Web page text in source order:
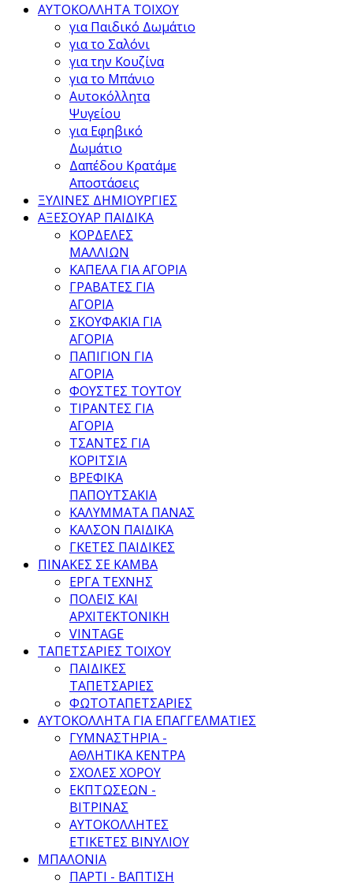
ΑΥΤΟΚΟΛΛΗΤΑ ΤΟΙΧΟΥ
για Παιδικό Δωμάτιο
για το Σαλόνι
για την Κουζίνα
για το Μπάνιο
Αυτοκόλλητα
Ψυγείου
για Εφηβικό
Δωμάτιο
Δαπέδου Κρατάμε
Αποστάσεις
ΞΥΛΙΝΕΣ ΔΗΜΙΟΥΡΓΙΕΣ
ΑΞΕΣΟΥΑΡ ΠΑΙΔΙΚΑ
ΚΟΡΔΕΛΕΣ
ΜΑΛΛΙΩΝ
ΚΑΠΕΛΑ ΓΙΑ ΑΓΟΡΙΑ
ΓΡΑΒΑΤΕΣ ΓΙΑ
ΑΓΟΡΙΑ
ΣΚΟΥΦΑΚΙΑ ΓΙΑ
ΑΓΟΡΙΑ
ΠΑΠΙΓΙΟΝ ΓΙΑ
ΑΓΟΡΙΑ
ΦΟΥΣΤΕΣ ΤΟΥΤΟΥ
ΤΙΡΑΝΤΕΣ ΓΙΑ
ΑΓΟΡΙΑ
ΤΣΑΝΤΕΣ ΓΙΑ
ΚΟΡΙΤΣΙΑ
ΒΡΕΦΙΚΑ
ΠΑΠΟΥΤΣΑΚΙΑ
ΚΑΛΥΜΜΑΤΑ ΠΑΝΑΣ
ΚΑΛΣΟΝ ΠΑΙΔΙΚΑ
ΓΚΕΤΕΣ ΠΑΙΔΙΚΕΣ
ΠΙΝΑΚΕΣ ΣΕ ΚΑΜΒΑ
ΕΡΓΑ ΤΕΧΝΗΣ
ΠΟΛΕΙΣ ΚΑΙ
ΑΡΧΙΤΕΚΤΟΝΙΚΗ
VINTAGE
ΤΑΠΕΤΣΑΡΙΕΣ ΤΟΙΧΟΥ
ΠΑΙΔΙΚΕΣ
ΤΑΠΕΤΣΑΡΙΕΣ
ΦΩΤΟΤΑΠΕΤΣΑΡΙΕΣ
ΑΥΤΟΚΟΛΛΗΤΑ ΓΙΑ ΕΠΑΓΓΕΛΜΑΤΙΕΣ
ΓΥΜΝΑΣΤΗΡΙΑ -
ΑΘΛΗΤΙΚΑ ΚΕΝΤΡΑ
ΣΧΟΛΕΣ ΧΟΡΟΥ
ΕΚΠΤΩΣΕΩΝ -
ΒΙΤΡΙΝΑΣ
ΑΥΤΟΚΟΛΛΗΤΕΣ
ΕΤΙΚΕΤΕΣ ΒΙΝΥΛΙΟΥ
ΜΠΑΛΟΝΙΑ
ΠΑΡΤΙ - ΒΑΠΤΙΣΗ